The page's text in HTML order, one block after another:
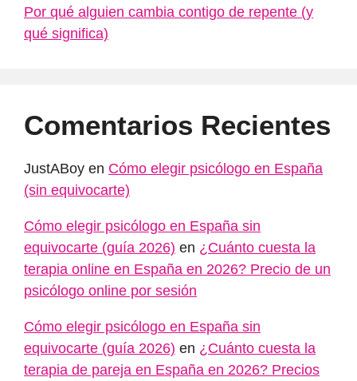
Por qué alguien cambia contigo de repente (y
qué significa)
Comentarios Recientes
JustABoy en Cómo elegir psicólogo en España
(sin equivocarte)
Cómo elegir psicólogo en España sin
equivocarte (guía 2026) en ¿Cuánto cuesta la
terapia online en España en 2026? Precio de un
psicólogo online por sesión
Cómo elegir psicólogo en España sin
equivocarte (guía 2026) en ¿Cuánto cuesta la
terapia de pareja en España en 2026? Precios